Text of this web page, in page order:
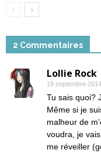
2 Commentaires
Lollie Rock
18 septembre
Tu sais quoi?
Même si je
malheur de
voudra, je
me réveiller